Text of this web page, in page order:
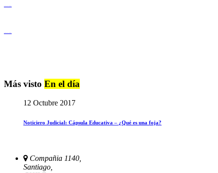
Más visto En el día
12 Octubre 2017
Noticiero Judicial: Cápsula Educativa – ¿Qué es una foja?
Compañia 1140,
Santiago,